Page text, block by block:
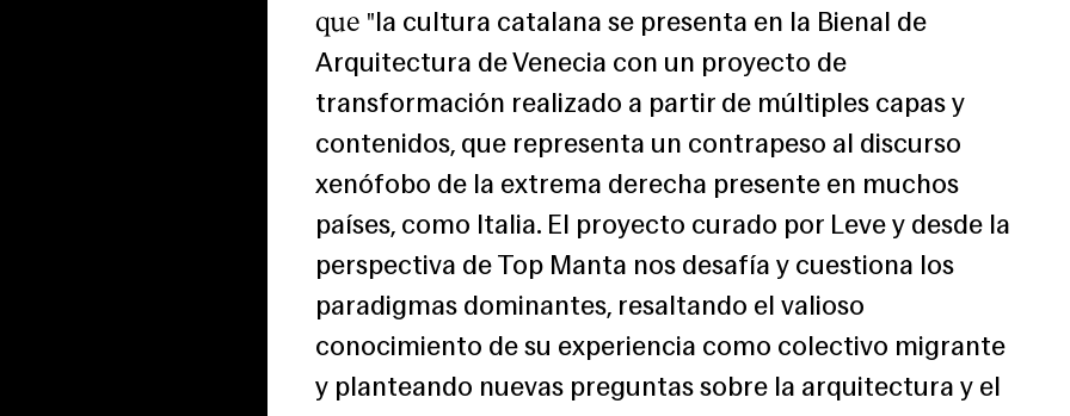
que " la cultura catalana se presenta en la Bienal de
Arquitectura de Venecia con un proyecto de
transformación realizado a partir de múltiples capas y
contenidos, que representa un contrapeso al discurso
xenófobo de la extrema derecha presente en muchos
países, como Italia. El proyecto curado por Leve y desde la
perspectiva de Top Manta nos desafía y cuestiona los
paradigmas dominantes, resaltando el valioso
conocimiento de su experiencia como colectivo migrante
y planteando nuevas preguntas sobre la arquitectura y el